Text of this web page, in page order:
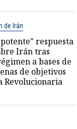
de Irán
respuesta
Irán tras
a bases de
de objetivos
Revolucionaria